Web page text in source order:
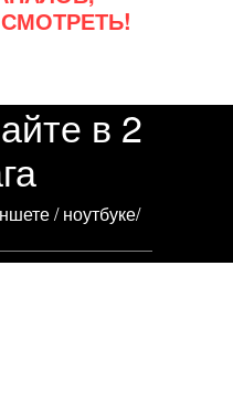
в 2
/ ноутбуке/